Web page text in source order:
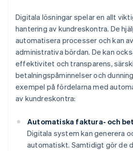
Digitala lösningar spelar en allt
hantering av kundreskontra. De
automatisera processer och kan
administrativa bördan. De kan
effektivitet och transparens,
betalningspåminnelser och
exempel på fördelarna med
av kundreskontra:
Automatiska faktura- och
Digitala system kan generera
automatiskt. Samtidigt gör de